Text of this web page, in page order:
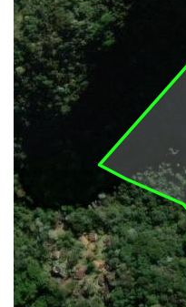
UC Federal
UC Estaduais
UC
Municipais
Hidrografia
(IBGE)
Vegetação
(IBGE)
Rodovias
(IBGE)